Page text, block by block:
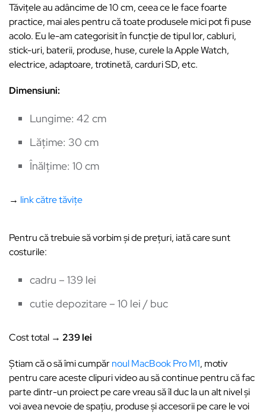
Tăvițele au adâncime de 10 cm, ceea ce le face foarte
practice, mai ales pentru că toate produsele mici pot fi puse
acolo. Eu le-am categorisit în funcție de tipul lor, cabluri,
stick-uri, baterii, produse, huse, curele la Apple Watch,
electrice, adaptoare, trotinetă, carduri SD, etc.
Dimensiuni:
Lungime: 42 cm
Lățime: 30 cm
Înălțime: 10 cm
→ link către tăvițe
Pentru că trebuie să vorbim și de prețuri, iată care sunt
costurile:
cadru – 139 lei
cutie depozitare – 10 lei / buc
Cost total → 239 lei
Știam că o să îmi cumpărnoul MacBook Pro M1, motiv
pentru care aceste clipuri video au să continue pentru că fac
parte dintr-un proiect pe care vreau să îl duc la un alt nivel și
voi avea nevoie de spațiu, produse și accesorii pe care le voi